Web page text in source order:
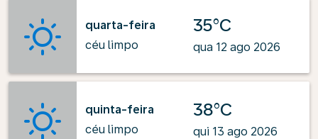
quarta-feira
céu limpo
35°C
qua 12 ago 2026
quinta-feira
céu limpo
38°C
qui 13 ago 2026